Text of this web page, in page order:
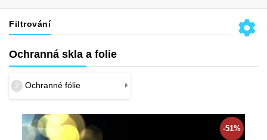
Filtrování
Ochranná skla a folie
2 Ochranné fólie
-51%